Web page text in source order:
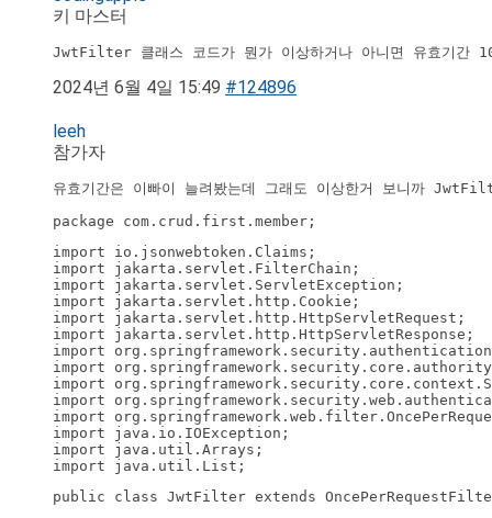
키 마스터
JwtFilter 클래스 코드가 뭔가 이상하거나 아니면 유효기간
2024년 6월 4일 15:49 #124896
leeh
참가자
package com.crud.first.member;
import io.jsonwebtoken.Claims;
import jakarta.servlet.FilterChain;
import jakarta.servlet.ServletException;
import jakarta.servlet.http.Cookie;
import jakarta.servlet.http.HttpServletRequest;
import jakarta.servlet.http.HttpServletResponse;
import
import
import
import
import
import java.io.IOException;
import java.util.Arrays;
import java.util.List;
public class JwtFilter extends